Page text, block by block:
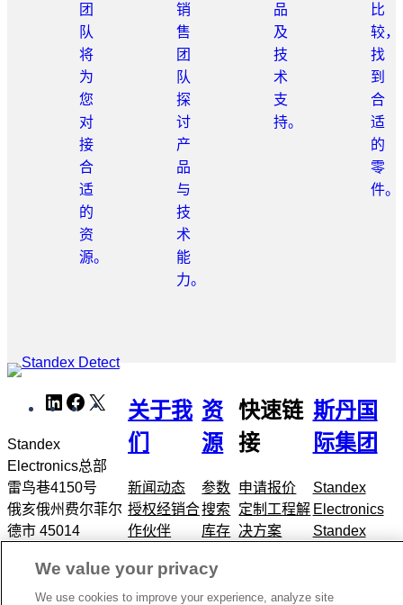
团
队
将
为
您
对
接
合
适
的
资
源。
销
售
团
队
探
讨
产
品
与
技
术
能
力。
品
及
技
术
支
持。
比
较，
找
到
合
适
的
零
件。
LinkedInFacebook
WeChat
Standex
Electronics总部
雷鸟巷4150号
俄亥俄州费尔菲尔
德市 45014
元
导
航
关于我
们
新闻动态
授权经销合
作伙伴
联系我们
资
源
参数
搜索
库存
展会
博客
快速链
接
申请报价
定制工程解
决方案
斯丹国
际集团
Standex
Electronics
Standex
Edge
We value your privacy
We use cookies to improve your experience, analyze site